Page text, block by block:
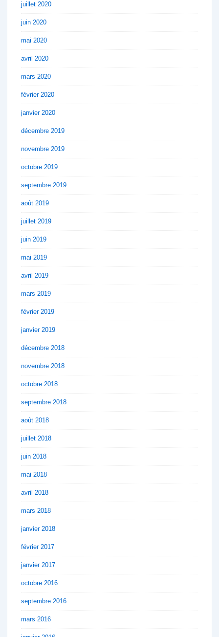
juillet 2020
juin 2020
mai 2020
avril 2020
mars 2020
février 2020
janvier 2020
décembre 2019
novembre 2019
octobre 2019
septembre 2019
août 2019
juillet 2019
juin 2019
mai 2019
avril 2019
mars 2019
février 2019
janvier 2019
décembre 2018
novembre 2018
octobre 2018
septembre 2018
août 2018
juillet 2018
juin 2018
mai 2018
avril 2018
mars 2018
janvier 2018
février 2017
janvier 2017
octobre 2016
septembre 2016
mars 2016